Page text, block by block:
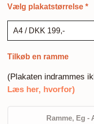
Vælg plakatstørrelse *
Tilkøb en ramme
(Plakaten indrammes
Læs her, hvorfor)
Ramme, Eg -